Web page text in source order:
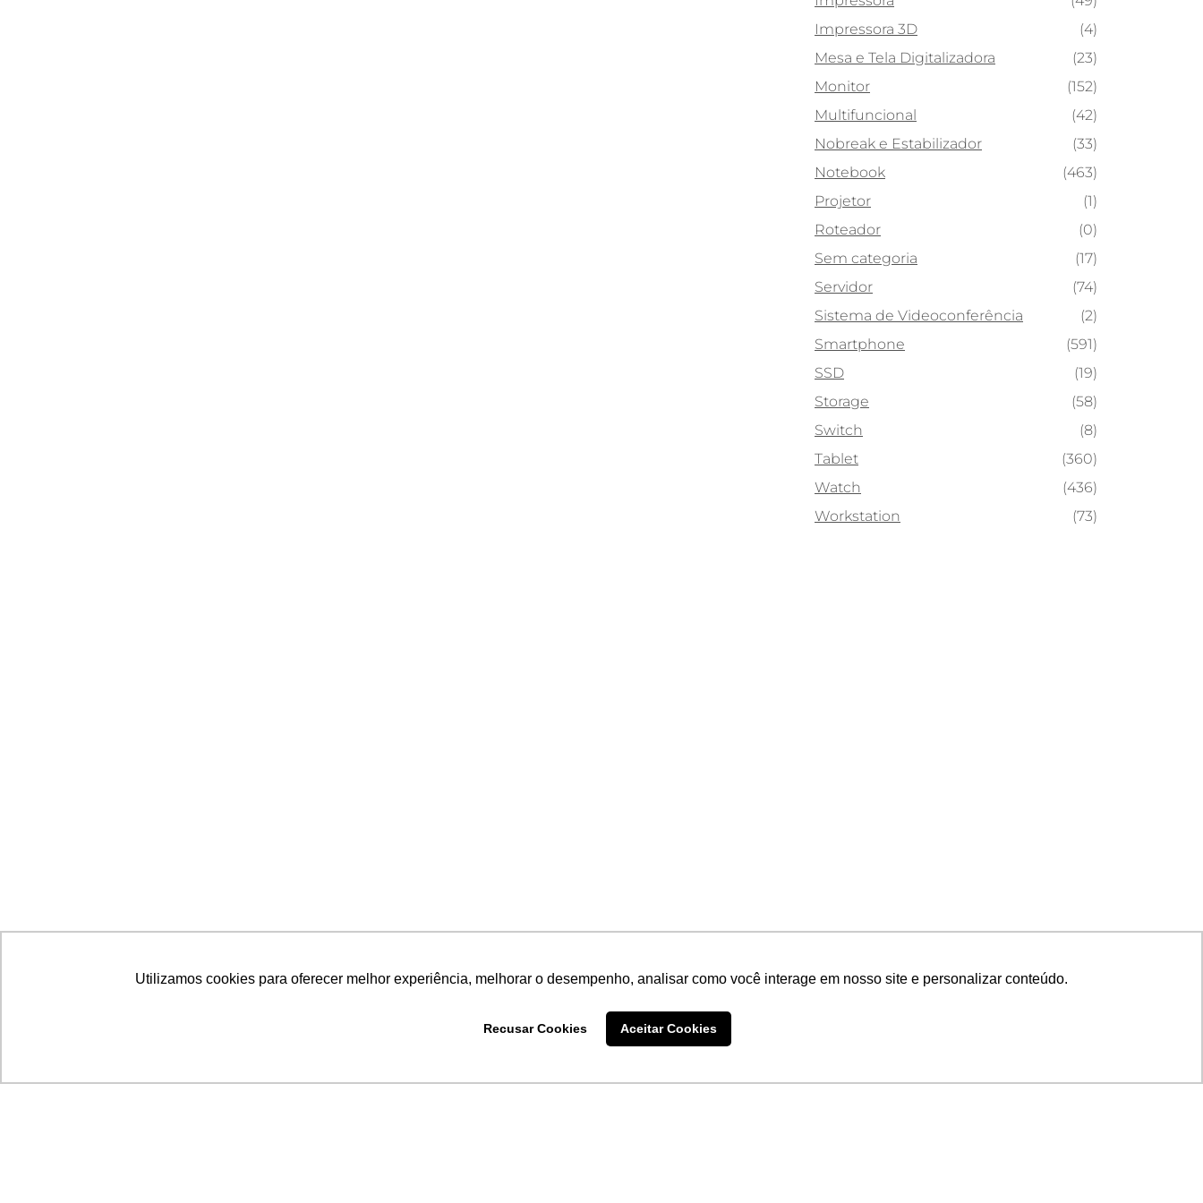
Utilizamos cookies para oferecer melhor experiência, melhorar o desempenho, analisar como você interage em nosso site e personalizar conteúdo.
Recusar Cookies Aceitar Cookies
Impressora 3D
(4)
Mesa e Tela Digitalizadora
(23)
Monitor
(152)
Multifuncional
(42)
Nobreak e Estabilizador
(33)
Notebook
(463)
Projetor
(1)
Roteador
(0)
Sem categoria
(17)
Servidor
(74)
Sistema de Videoconferência
(2)
Smartphone
(591)
SSD
(19)
Storage
(58)
Switch
(8)
Tablet
(360)
Watch
(436)
Workstation
(73)